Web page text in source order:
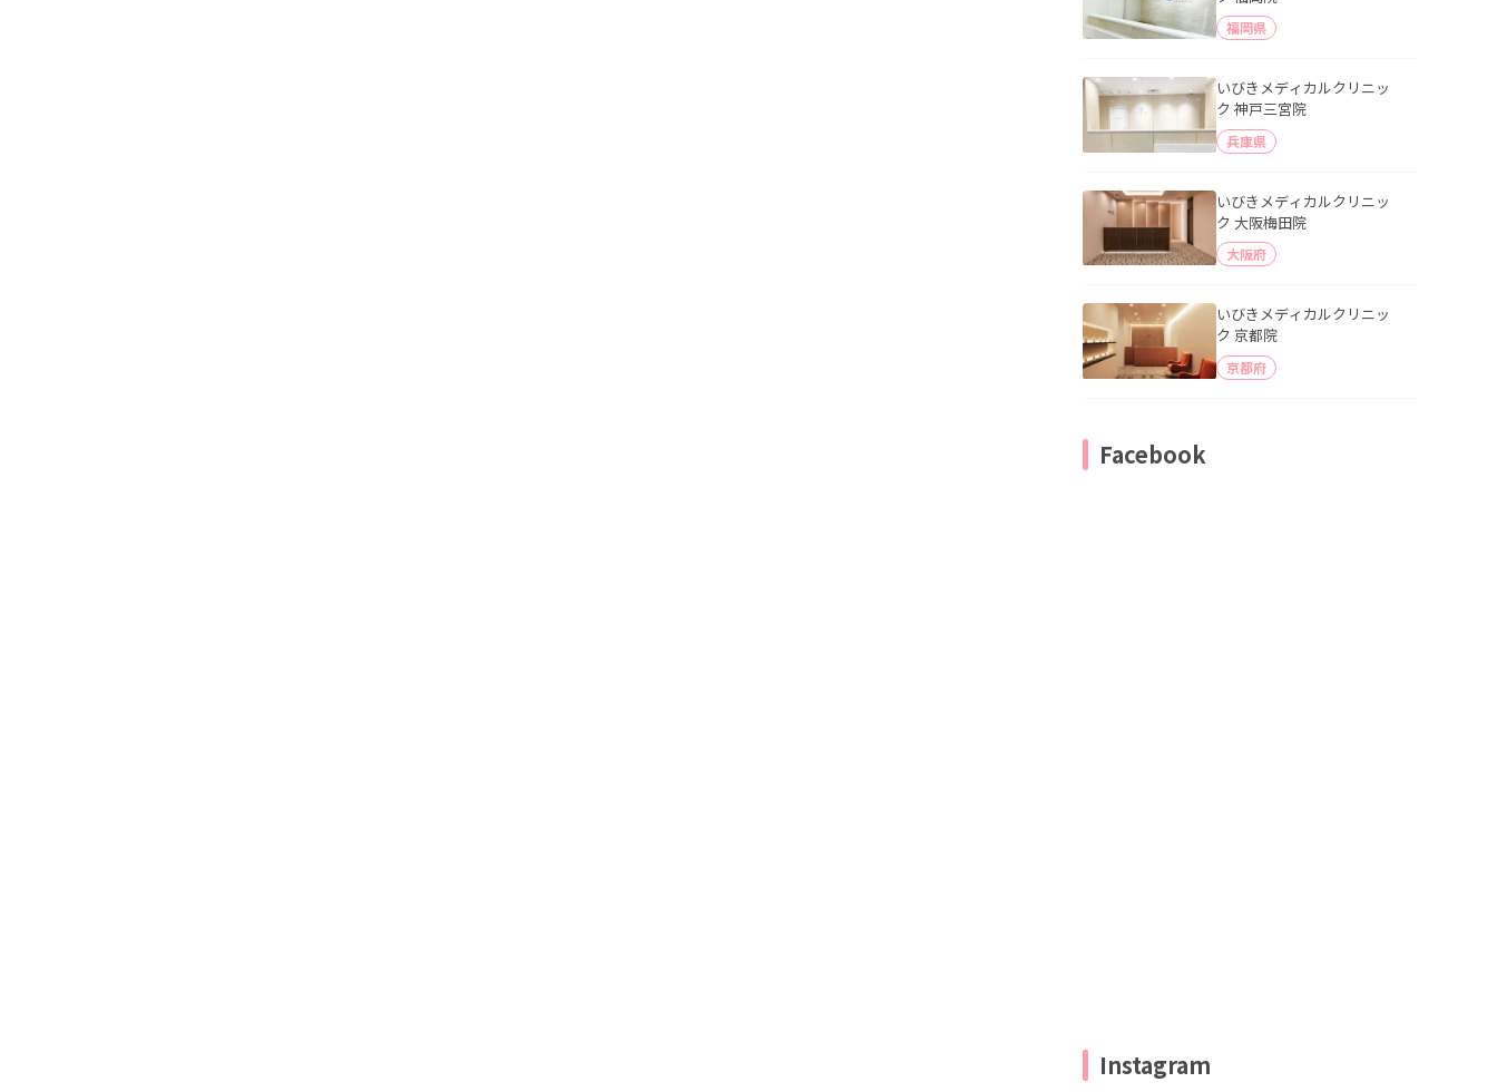
福岡県
いびきメディカルクリニッ
ク 神戸三宮院
兵庫県
いびきメディカルクリニッ
ク 大阪梅田院
大阪府
いびきメディカルクリニッ
ク 京都院
京都府
Facebook
Instagram